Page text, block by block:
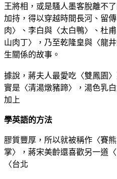
王將相，或是騷人墨客脫離不
加持，得以穿越時間長河、留
肉〉、李白與〈太白鴨〉、杜
山肉丁〉，乃至乾隆皇與〈龍
生關係的故事。
據說，蔣夫人最愛吃〈雙鳳園
實是〈清湯燉豬蹄〉，湯色乳
加上
學英語的方法
膠質豐厚，所以就被稱作〈賽
掌〉，蔣宋美齡還喜歡另一道
〈台北